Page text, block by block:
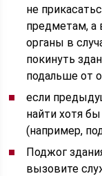
не
предметам, а
органы в
покинуть
подальше от
если
найти хотя
(например,
Поджог
вызовите